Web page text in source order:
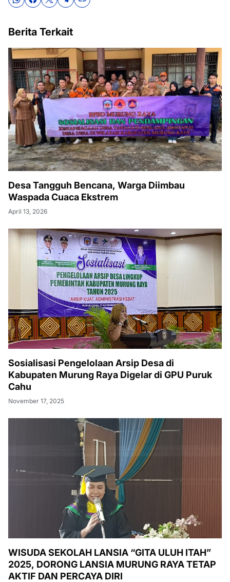
Berita Terkait
Desa Tangguh Bencana, Warga Diimbau
Waspada Cuaca Ekstrem
April 13, 2026
Sosialisasi Pengelolaan Arsip Desa di
Kabupaten Murung Raya Digelar di GPU Puruk
Cahu
November 17, 2025
WISUDA SEKOLAH LANSIA “GITA ULUH ITAH”
2025, DORONG LANSIA MURUNG RAYA TETAP
AKTIF DAN PERCAYA DIRI